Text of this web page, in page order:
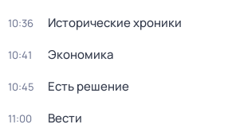
10:36 Исторические хроники
10:41 Экономика
10:45 Есть решение
11:00 Вести